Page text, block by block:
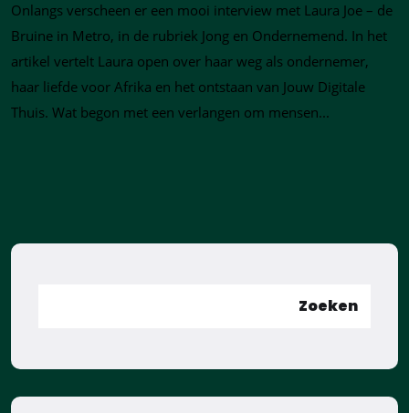
Onlangs verscheen er een mooi interview met Laura Joe – de
Bruine in Metro, in de rubriek Jong en Ondernemend. In het
artikel vertelt Laura open over haar weg als ondernemer,
haar liefde voor Afrika en het ontstaan van Jouw Digitale
Thuis. Wat begon met een verlangen om mensen...
Zoeken